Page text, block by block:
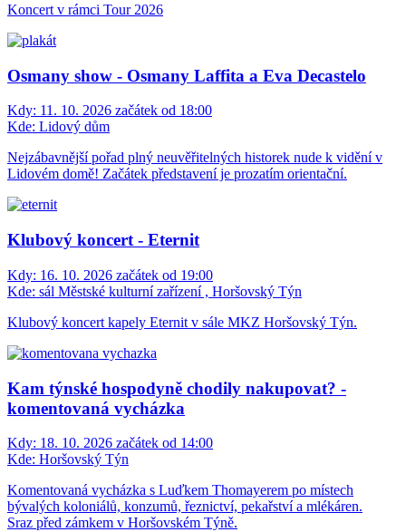
Koncert v rámci Tour 2026
Osmany show - Osmany Laffita a Eva Decastelo
Kdy: 11. 10. 2026 začátek od 18:00
Kde: Lidový dům
Nejzábavnější pořad plný neuvěřitelných historek nude k vidění v
Lidovém domě! Začátek představení je prozatím orientační.
Klubový koncert - Eternit
Kdy: 16. 10. 2026 začátek od 19:00
Kde: sál Městské kulturní zařízení , Horšovský Týn
Klubový koncert kapely Eternit v sále MKZ Horšovský Týn.
Kam týnské hospodyně chodily nakupovat? -
komentovaná vycházka
Kdy: 18. 10. 2026 začátek od 14:00
Kde: Horšovský Týn
Komentovaná vycházka s Luďkem Thomayerem po místech
bývalých koloniálů, konzumů, řeznictví, pekařství a mlékáren.
Sraz před zámkem v Horšovském Týně.